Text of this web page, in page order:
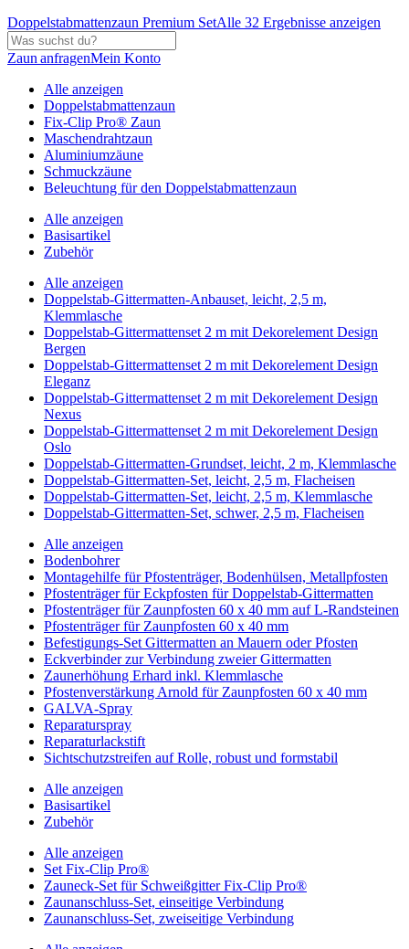
Doppelstabmattenzaun Premium SetAlle 32 Ergebnisse anzeigen
Zaun anfragenMein Konto
Alle anzeigen
Doppelstabmattenzaun
Fix-Clip Pro® Zaun
Maschendrahtzaun
Aluminiumzäune
Schmuckzäune
Beleuchtung für den Doppelstabmattenzaun
Alle anzeigen
Basisartikel
Zubehör
Alle anzeigen
Doppelstab-Gittermatten-Anbauset, leicht, 2,5 m,
Klemmlasche
Doppelstab-Gittermattenset 2 m mit Dekorelement Design
Bergen
Doppelstab-Gittermattenset 2 m mit Dekorelement Design
Eleganz
Doppelstab-Gittermattenset 2 m mit Dekorelement Design
Nexus
Doppelstab-Gittermattenset 2 m mit Dekorelement Design
Oslo
Doppelstab-Gittermatten-Grundset, leicht, 2 m, Klemmlasche
Doppelstab-Gittermatten-Set, leicht, 2,5 m, Flacheisen
Doppelstab-Gittermatten-Set, leicht, 2,5 m, Klemmlasche
Doppelstab-Gittermatten-Set, schwer, 2,5 m, Flacheisen
Alle anzeigen
Bodenbohrer
Montagehilfe für Pfostenträger, Bodenhülsen, Metallpfosten
Pfostenträger für Eckpfosten für Doppelstab-Gittermatten
Pfostenträger für Zaunpfosten 60 x 40 mm auf L-Randsteinen
Pfostenträger für Zaunpfosten 60 x 40 mm
Befestigungs-Set Gittermatten an Mauern oder Pfosten
Eckverbinder zur Verbindung zweier Gittermatten
Zaunerhöhung Erhard inkl. Klemmlasche
Pfostenverstärkung Arnold für Zaunpfosten 60 x 40 mm
GALVA-Spray
Reparaturspray
Reparaturlackstift
Sichtschutzstreifen auf Rolle, robust und formstabil
Alle anzeigen
Basisartikel
Zubehör
Alle anzeigen
Set Fix-Clip Pro®
Zauneck-Set für Schweißgitter Fix-Clip Pro®
Zaunanschluss-Set, einseitige Verbindung
Zaunanschluss-Set, zweiseitige Verbindung